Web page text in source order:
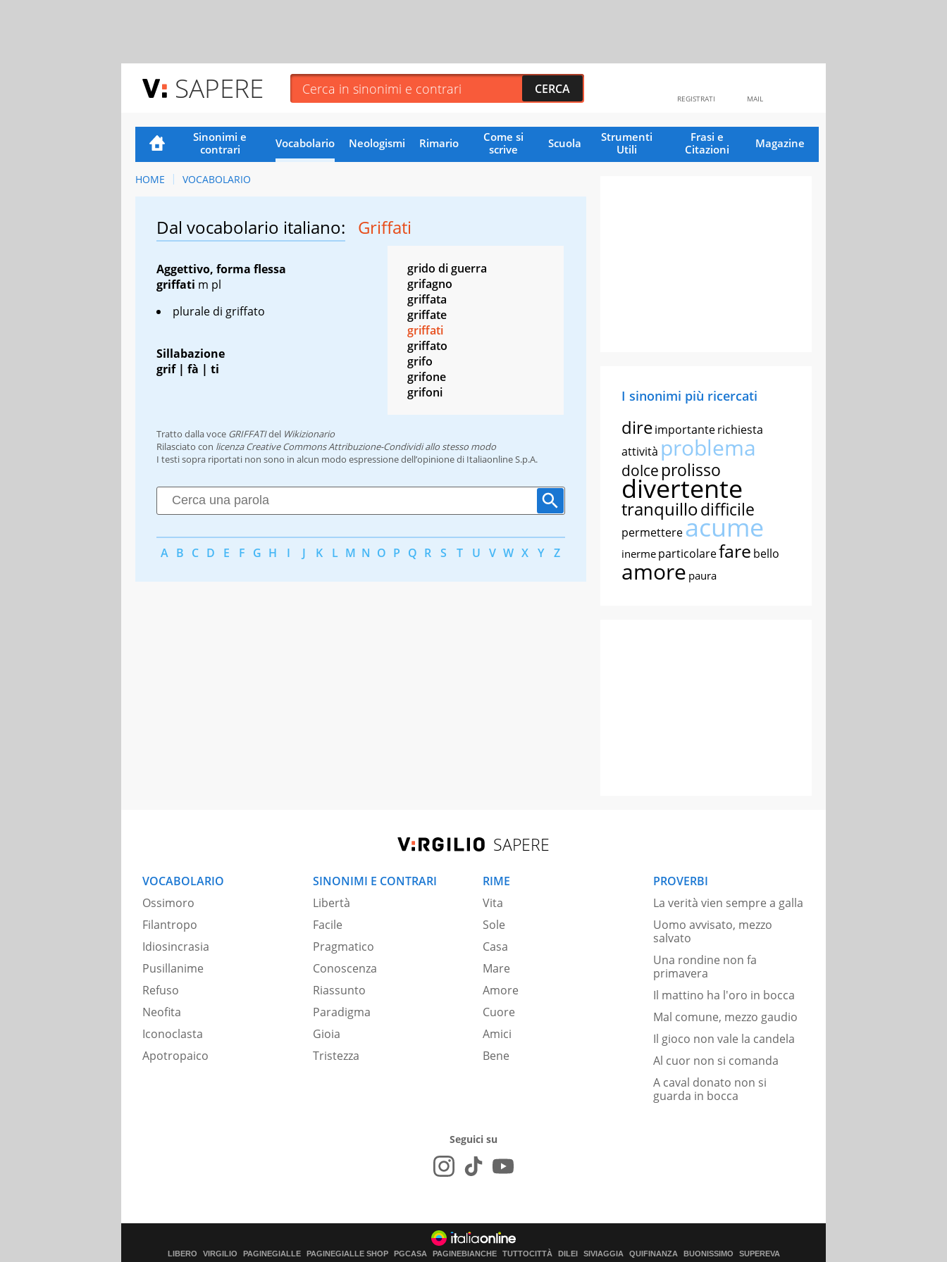
SAPERE MAIL
REGISTRATI
Sinonimi e
contrari
Vocabolario Neologismi Rimario
Come si
scrive
Scuola
Strumenti
Utili
Frasi e
Citazioni
Magazine
HOME VOCABOLARIO
Dal vocabolario italiano: Griffati
Aggettivo, forma flessa
griffati m pl
plurale di griffato
Sillabazione
grif | fà | ti
grido di guerra
grifagno
griffata
griffate
griffati
griffato
grifo
grifone
grifoni
Tratto dalla voce GRIFFATIdel Wikizionario
Rilasciato con licenza Creative Commons Attribuzione-Condividi allo stesso modo
I testi sopra riportati non sono in alcun modo espressione dell’opinione di Italiaonline S.p.A.
A B C D E F G H I J K L M N O P Q R S T U V W X Y Z
I sinonimi più ricercati
direimportanterichiesta
attività problema
dolce prolisso
divertente
tranquillodifficile
permettereacume
inerme particolarefare bello
amore paura
SAPERE
VOCABOLARIO
Ossimoro
Filantropo
Idiosincrasia
Pusillanime
Refuso
Neofita
Iconoclasta
Apotropaico
SINONIMI E CONTRARI
Libertà
Facile
Pragmatico
Conoscenza
Riassunto
Paradigma
Gioia
Tristezza
RIME
Vita
Sole
Casa
Mare
Amore
Cuore
Amici
Bene
PROVERBI
La verità vien sempre a galla
Uomo avvisato, mezzo
salvato
Una rondine non fa
primavera
Il mattino ha l'oro in bocca
Mal comune, mezzo gaudio
Il gioco non vale la candela
Al cuor non si comanda
A caval donato non si
guarda in bocca
Seguici su
LIBERO VIRGILIO PAGINEGIALLE PAGINEGIALLE SHOP PGCASA PAGINEBIANCHE TUTTOCITTÀ DILEI SIVIAGGIA QUIFINANZA BUONISSIMO SUPEREVA